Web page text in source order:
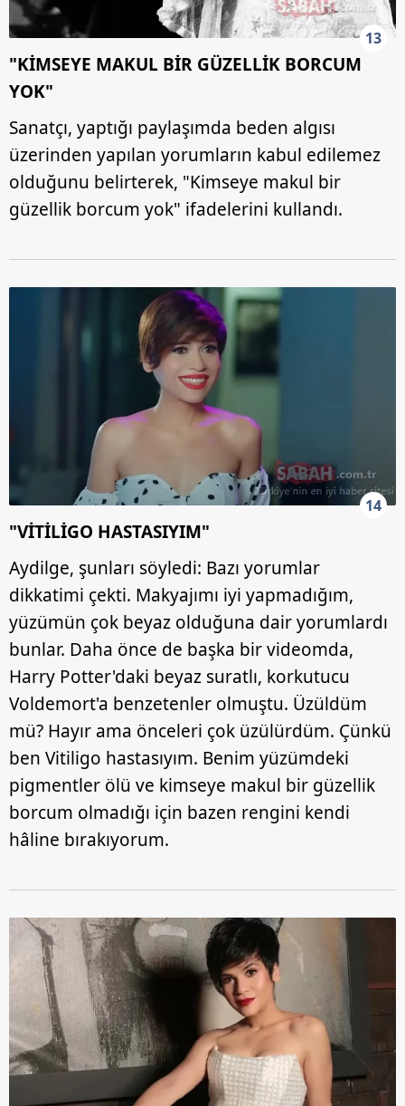
13
"KİMSEYE MAKUL BİR GÜZELLİK BORCUM
YOK"
Sanatçı, yaptığı paylaşımda beden algısı
üzerinden yapılan yorumların kabul edilemez
olduğunu belirterek, "Kimseye makul bir
güzellik borcum yok" ifadelerini kullandı.
14
"VİTİLİGO HASTASIYIM"
Aydilge, şunları söyledi: Bazı yorumlar
dikkatimi çekti. Makyajımı iyi yapmadığım,
yüzümün çok beyaz olduğuna dair yorumlardı
bunlar. Daha önce de başka bir videomda,
Harry Potter'daki beyaz suratlı, korkutucu
Voldemort'a benzetenler olmuştu. Üzüldüm
mü? Hayır ama önceleri çok üzülürdüm. Çünkü
ben Vitiligo hastasıyım. Benim yüzümdeki
pigmentler ölü ve kimseye makul bir güzellik
borcum olmadığı için bazen rengini kendi
hâline bırakıyorum.